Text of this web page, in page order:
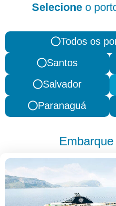
Selecioneo
Todos os
Santos
Salvador
Paranaguá